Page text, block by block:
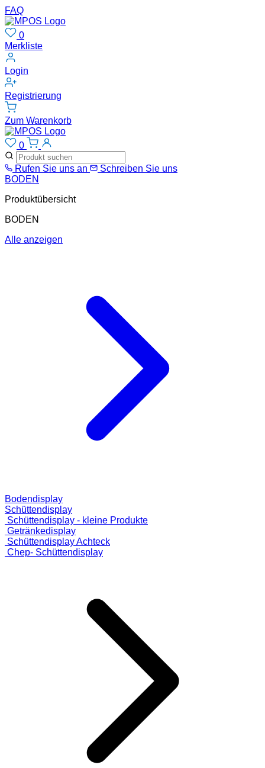
FAQ
0
Merkliste
Login
Registrierung
Zum Warenkorb
0
Rufen Sie uns an
Schreiben Sie uns
BODEN
Produktübersicht
BODEN
Alle anzeigen
Bodendisplay
Schüttendisplay
Schüttendisplay - kleine Produkte
Getränkedisplay
Schüttendisplay Achteck
Chep- Schüttendisplay